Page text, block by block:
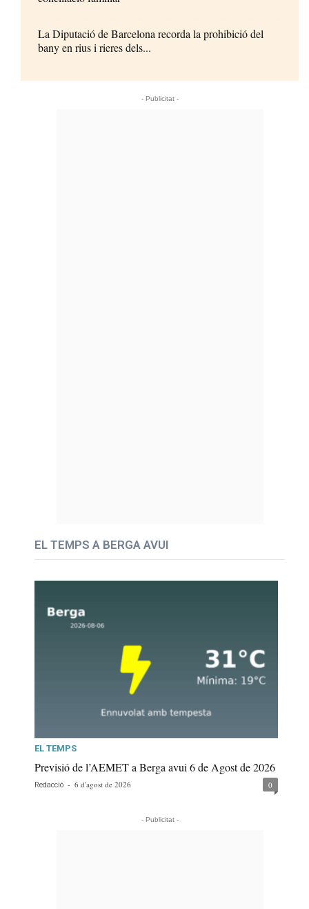
La Diputació de Barcelona recorda la prohibició del
bany en rius i rieres dels...
- Publicitat -
EL TEMPS A BERGA AVUI
EL TEMPS
Previsió de l’AEMET a Berga avui 6 de Agost de 2026
Redacció - 6 d'agost de 2026 0
- Publicitat -